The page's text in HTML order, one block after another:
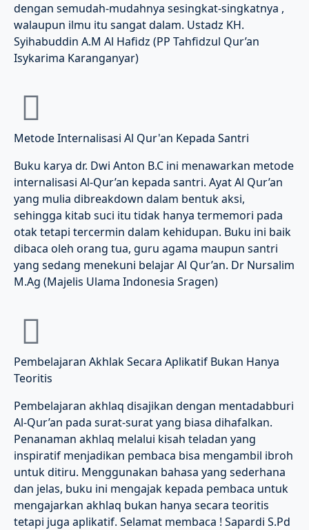
dengan semudah-mudahnya sesingkat-singkatnya ,
walaupun ilmu itu sangat dalam. Ustadz KH.
Syihabuddin A.M Al Hafidz (PP Tahfidzul Qur’an
Isykarima Karanganyar)
Metode Internalisasi Al Qur'an Kepada Santri
Buku karya dr. Dwi Anton B.C ini menawarkan metode
internalisasi Al-Qur’an kepada santri. Ayat Al Qur’an
yang mulia dibreakdown dalam bentuk aksi,
sehingga kitab suci itu tidak hanya termemori pada
otak tetapi tercermin dalam kehidupan. Buku ini baik
dibaca oleh orang tua, guru agama maupun santri
yang sedang menekuni belajar Al Qur’an. Dr Nursalim
M.Ag (Majelis Ulama Indonesia Sragen)
Pembelajaran Akhlak Secara Aplikatif Bukan Hanya
Teoritis
Pembelajaran akhlaq disajikan dengan mentadabburi
Al-Qur’an pada surat-surat yang biasa dihafalkan.
Penanaman akhlaq melalui kisah teladan yang
inspiratif menjadikan pembaca bisa mengambil ibroh
untuk ditiru. Menggunakan bahasa yang sederhana
dan jelas, buku ini mengajak kepada pembaca untuk
mengajarkan akhlaq bukan hanya secara teoritis
tetapi juga aplikatif. Selamat membaca ! Sapardi S.Pd